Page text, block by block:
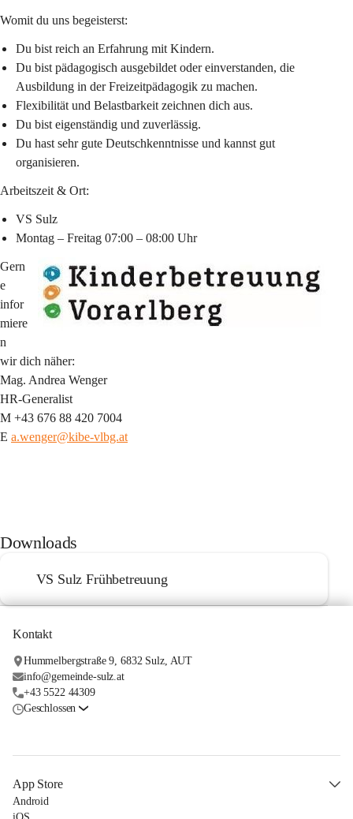
Womit du uns begeisterst:
Du bist reich an Erfahrung mit Kindern.
Du bist pädagogisch ausgebildet oder einverstanden, die
Ausbildung in der Freizeitpädagogik zu machen.
Flexibilität und Belastbarkeit zeichnen dich aus.
Du bist eigenständig und zuverlässig.
Du hast sehr gute Deutschkenntnisse und kannst gut
organisieren.
Arbeitszeit & Ort:
VS Sulz
Montag – Freitag 07:00 – 08:00 Uhr
Gern
e
infor
miere
n
wir dich näher:
Mag. Andrea Wenger
HR-Generalist
M +43 676 88 420 7004
E a.wenger@kibe-vlbg.at
Downloads
VS Sulz Frühbetreuung
Kontakt
Hummelbergstraße 9, 6832 Sulz, AUT
info@gemeinde-sulz.at
+43 5522 44309
Geschlossen
App Store
Android